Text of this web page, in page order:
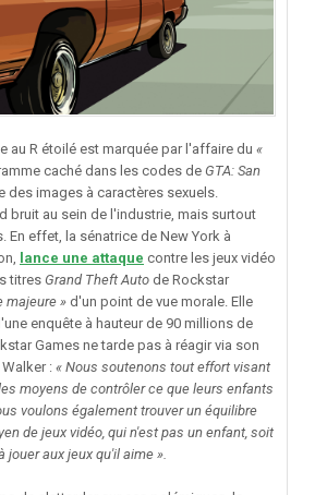
au R étoilé est marquée par l'affaire du «
caché dans les codes de GTA: San
des images à caractères sexuels.
bruit au sein de l'industrie, mais surtout
En effet, la sénatrice de New York à
lance une attaque contre les jeux vidéo
titres Grand Theft Auto de Rockstar
majeure » d'un point de vue morale. Elle
enquête à hauteur de 90 millions de
Games ne tarde pas à réagir via son
: « Nous soutenons tout effort visant
moyens de contrôler ce que leurs enfants
voulons également trouver un équilibre
de jeux vidéo, qui n'est pas un enfant, soit
aux jeux qu'il aime ».